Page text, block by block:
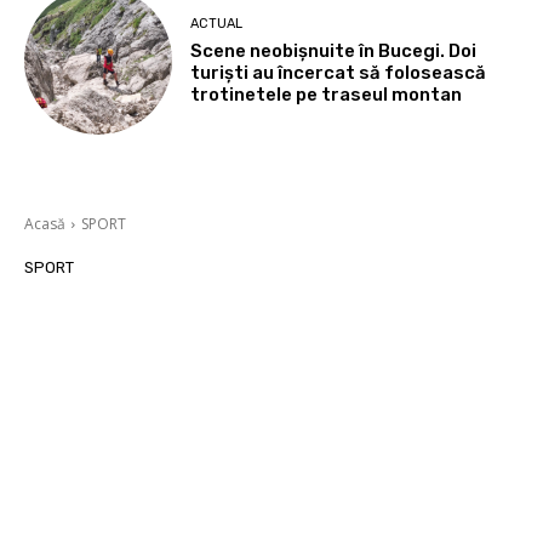
ACTUAL
Scene neobișnuite în Bucegi. Doi
turiști au încercat să folosească
trotinetele pe traseul montan